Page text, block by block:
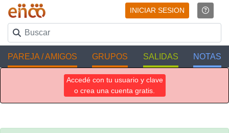
INICIAR SESION
PAREJA / AMIGOS GRUPOS SALIDAS NOTAS
Accedé con tu usuario y clave
o crea una cuenta gratis.